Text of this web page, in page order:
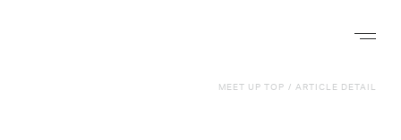
ナビゲ
MEET UP TOP / ARTICLE DETAIL